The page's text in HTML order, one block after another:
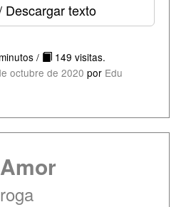
Descargar texto
/
149 visitas.
octubre de 2020 por Edu